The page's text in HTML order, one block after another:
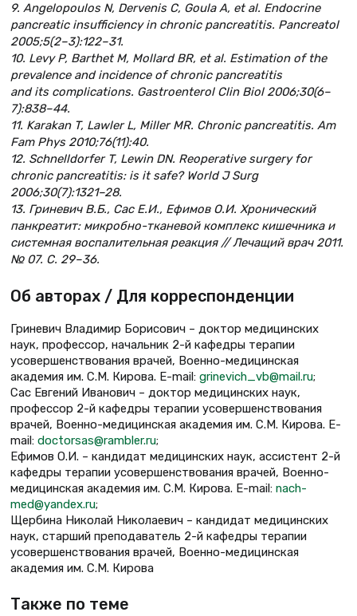
9. Angelopoulos N, Dervenis C, Goula A, et al. Endocrine
pancreatic insufficiency in chronic pancreatitis. Pancreatol
2005;5(2–3):122–31.
10. Levy P, Barthet M, Mollard BR, et al. Estimation of the
prevalence and incidence of chronic pancreatitis
and its complications. Gastroenterol Clin Biol 2006;30(6–
7):838–44.
11. Karakan T, Lawler L, Miller MR. Chronic pancreatitis. Am
Fam Phys 2010;76(11):40.
12. Schnelldorfer T, Lewin DN. Reoperative surgery for
chronic pancreatitis: is it safe? World J Surg
2006;30(7):1321–28.
13. Гриневич В.Б., Сас Е.И., Ефимов О.И. Хронический
панкреатит: микробно-тканевой комплекс кишечника и
системная воспалительная реакция // Лечащий врач 2011.
№ 07. С. 29–36.
Об авторах / Для корреспонденции
Гриневич Владимир Борисович – доктор медицинских
наук, профессор, начальник 2-й кафедры терапии
усовершенствования врачей, Военно-медицинская
академия им. С.М. Кирова. E-mail: grinevich_vb@mail.ru;
Сас Евгений Иванович – доктор медицинских наук,
профессор 2-й кафедры терапии усовершенствования
врачей, Военно-медицинская академия им. С.М. Кирова. E-
mail: doctorsas@rambler.ru;
Ефимов О.И. – кандидат медицинских наук, ассистент 2-й
кафедры терапии усовершенствования врачей, Военно-
медицинская академия им. С.М. Кирова. E-mail: nach-
med@yandex.ru;
Щербина Николай Николаевич – кандидат медицинских
наук, старший преподаватель 2-й кафедры терапии
усовершенствования врачей, Военно-медицинская
академия им. С.М. Кирова
Также по теме